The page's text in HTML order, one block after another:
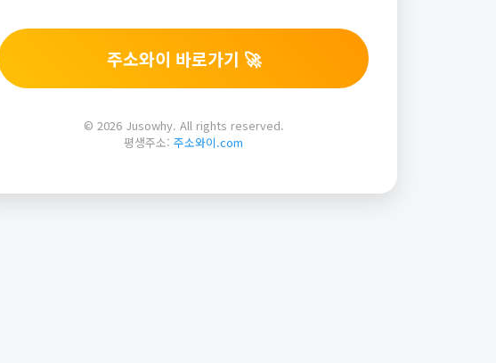
주소와이 바로가기 🚀
© 2026 Jusowhy. All rights reserved.
평생주소: 주소와이.com